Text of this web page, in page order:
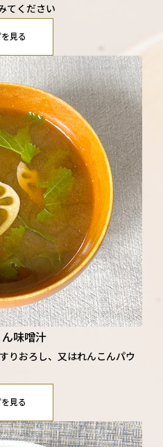
てください
見る
味噌汁
りおろし、又はれんこんパウ
見る